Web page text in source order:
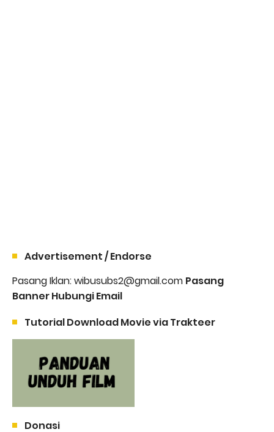
Advertisement / Endorse
Pasang Iklan: wibusubs2@gmail.com Pasang
Banner Hubungi Email
Tutorial Download Movie via Trakteer
Donasi